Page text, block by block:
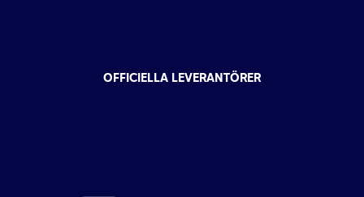
OFFICIELLA LEVERANTÖRER